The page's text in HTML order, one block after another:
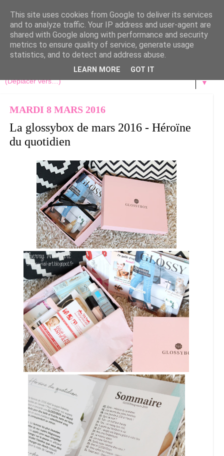
▼
MARDI 8 MARS 2016
La glossybox de mars 2016 - Héroïne
du quotidien
This site uses cookies from Google to deliver its services
and to analyze traffic. Your IP address and user-agent are
shared with Google along with performance and security
metrics to ensure quality of service, generate usage
statistics, and to detect and address abuse.
LEARN MORE GOT IT